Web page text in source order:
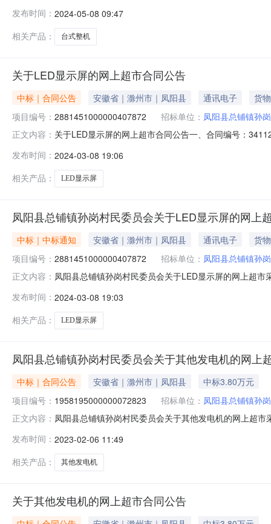
位名称:凤阳县总铺镇孙岗村民委员会采购单位地址:/采
发布时间： 2024-05-08 09:47
相关产品：
台式整机
关于LED显示屏的网上超市合同公告
中标｜合同公告 安徽省｜滁州市｜凤阳县 通讯电子
货物
项目编号： 2881451000000407872 招标单位： 凤阳县总铺镇孙
正文内容： 关于LED显示屏的网上超市合同公告一、合同编号：
（乙方）：安徽凤阳宇心电子科技有限公司地址：安徽
发布时间： 2024-03-08 19:06
相关产品：
LED显示屏
凤阳县总铺镇孙岗村民委员会关于LED显示屏的网上
中标｜中标通知 安徽省｜滁州市｜凤阳县 通讯电子
货物
项目编号： 2881451000000407872 招标单位： 凤阳县总铺镇孙
正文内容： 凤阳县总铺镇孙岗村民委员会关于LED显示屏的网上超
编号:2881451000000407872项目联系人:陈守群项目联
式:三、成交
发布时间： 2024-03-08 19:03
相关产品：
LED显示屏
凤阳县总铺镇孙岗村民委员会关于其他发电机的网上
中标｜合同公告 安徽省｜滁州市｜凤阳县
中标3.80万元
项目编号： 1958195000000072823 招标单位： 凤阳县总铺镇孙
正文内容： 凤阳县总铺镇孙岗村民委员会关于其他发电机的网上超
容验收数量验收金额(元)验收标准\规格型号\技术标准验
发布时间： 2023-02-06 11:49
相关产品：
其他发电机
关于其他发电机的网上超市合同公告